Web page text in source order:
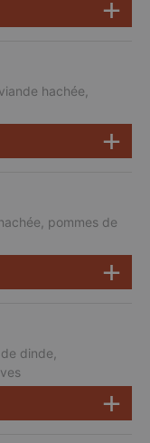
hachée,
pommes de
dinde,